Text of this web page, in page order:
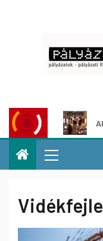
Alkotói pályázat